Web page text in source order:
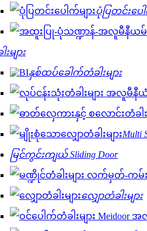
ပုံပြတင်းပေ
များ
နှစ်ထပ်ခေါက်တံခါးများ
Multi
မြင်ကွင်းကျယ် Sliding Door
လျှောတံခါးများ